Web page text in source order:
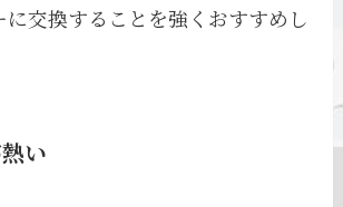
に交換することを強くおすすめし
い